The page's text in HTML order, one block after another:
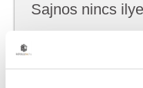
Sajnos nincs
Próbálj meg
keresni, hátha akkor